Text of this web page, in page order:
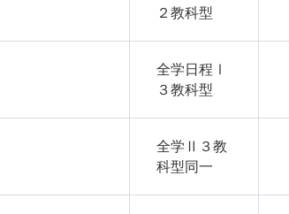
２教科型
全学日程Ⅰ
３教科型
全学Ⅱ３教
科型同一